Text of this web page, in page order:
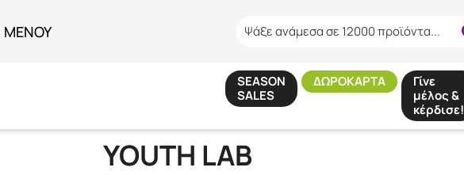
ΜΕΝΟΥ Ψάξε ανάμεσα σε 12000 προϊόντα...
SEASON
SALES
ΔΩΡΟΚΑΡΤΑ
Γίνε
μέλος &
κέρδισε!
YOUTH LAB